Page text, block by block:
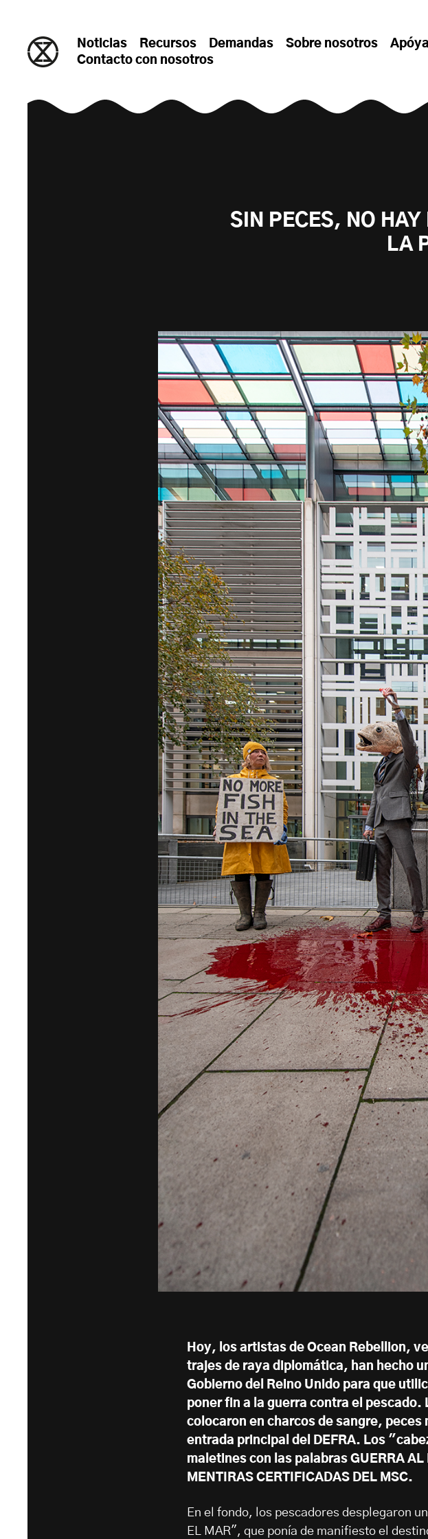
Noticias Recursos Demandas Sobre nosotros
Contacto con nosotros
SIN PECES, NO
LA
Hoy, los artistas de Ocean Rebellion,
trajes de raya diplomática, han hecho
Gobierno del Reino Unido para que
poner fin a la guerra contra el
colocaron en charcos de sangre,
entrada principal del DEFRA. Los
maletines con las palabras GUERRA AL
MENTIRAS CERTIFICADAS DEL MSC.
En el fondo, los pescadores desplegaron
EL MAR", que ponía de manifiesto el